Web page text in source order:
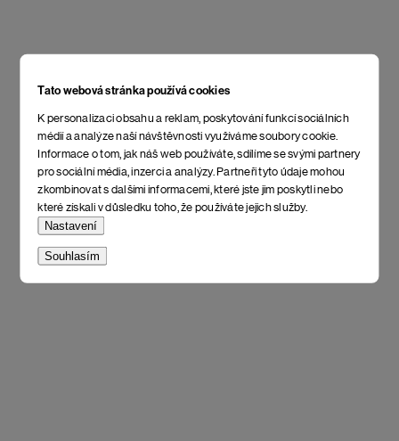
Tato webová stránka používá cookies
K personalizaci obsahu a reklam, poskytování funkcí sociálních
médií a analýze naší návštěvnosti využíváme soubory cookie.
Informace o tom, jak náš web používáte, sdílíme se svými partnery
pro sociální média, inzerci a analýzy. Partneři tyto údaje mohou
zkombinovat s dalšími informacemi, které jste jim poskytli nebo
které získali v důsledku toho, že používáte jejich služby.
Nastavení
Souhlasím